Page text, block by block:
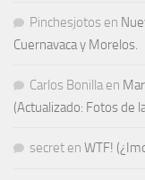
Pinchesjotos en
Cuernavaca y Morelos.
Carlos Bonilla en
(Actualizado: Fotos de
secret en WTF!